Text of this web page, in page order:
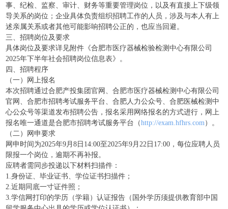
事、纪检、监察、审计、财务等重要管理岗位，以及有直接上下级领
导关系的岗位；企业具体负责组织招聘工作的人员，涉及与本人有上
述亲属关系或者其他可能影响招聘公正的，也应当回避。
三、招聘岗位及要求
具体岗位及要求详见附件《合肥市医疗器械检验检测中心有限公司
2025年下半年社会招聘岗位信息表》。
四、招聘程序
（一）网上报名
本次招聘通过合肥产投集团官网、合肥市医疗器械检测中心有限公司
官网、合肥市招聘考试服务平台、合肥人力公众号、合肥医械检测中
心公众号等渠道发布招聘公告，报名采用网络报名的方式进行，网上
报名唯一通道是合肥市招聘考试服务平台（http://exam.hfhrs.com）。
（二）网申要求
网申时间为2025年9月8日14:00至2025年9月22日17:00，每位应聘人员
限报一个岗位，逾期不再补报。
应聘者需同步投递以下材料扫描件：
1.身份证、毕业证书、学位证书扫描件；
2.近期同底一寸证件照；
3.学信网打印的学历（学籍）认证报告（国外学历须提供教育部中国